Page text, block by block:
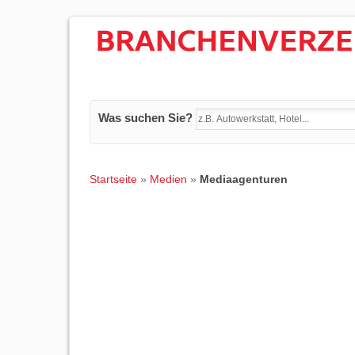
Was suchen Sie?
Startseite » Medien » Mediaagenturen